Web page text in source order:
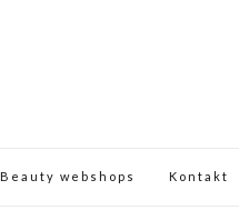
Beauty webshops Kontakt